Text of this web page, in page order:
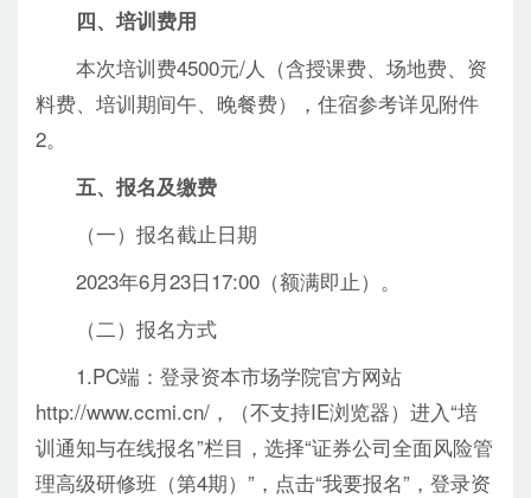
四、培训费用
本次培训费4500元/人（含授课费、场地费、资
料费、培训期间午、晚餐费），住宿参考详见附件
2。
五、报名及缴费
（一）报名截止日期
2023年6月23日17:00（额满即止）。
（二）报名方式
1.PC端：登录资本市场学院官方网站
http://www.ccmi.cn/，（不支持IE浏览器）进入“培
训通知与在线报名”栏目，选择“证券公司全面风险管
理高级研修班（第4期）”，点击“我要报名”，登录资